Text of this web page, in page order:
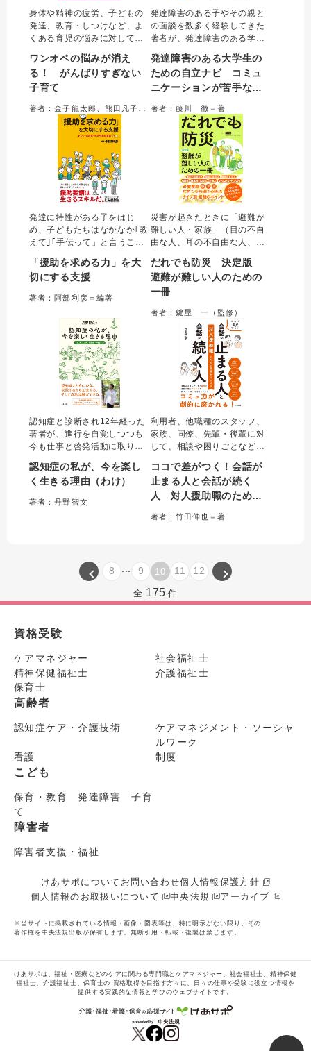
身体や精神の疲労、子どもの
発達、教育・しつけなど、よ
くある育児の悩みに対して育
る。一人で抱え込まず、家族
や周囲と協力して育児をする
ヒントが満載で、読めば育児
る。
ワンオペの悩みが消え
る！ がんばりすぎない
子育て
発達障害のある子やその親と
の面談を数多く経験してきた
著者が、発達障害のある学生
に社会生活へ移行し自立する
までの道筋を解説。充実した
学生生活を送るための大切な
準備、必要なサポートなどに
ついて具体的に伝える。
発達障害のある大学生の
ための自立ナビ コミュ
ニケーションが苦手な人
著者：藤川 徹＝著
発達に特性がある子をはじ
め、子どもたちはなかなか｢教
えて｣｢手伝って」と言うこと
もたちが｢人に援助を求めてう
まくいく経験」を積み重ね、
う、教員の働きかけのコツや
クラスづくりのポイント等を
わかりやすく解説する。
「援助を求める力」を大
切にする支援
著者：阿部利彦＝編著
災害が起きたときに「避難が
難しい人・家族」（目の不自
由な人、耳の不自由な人、足
人、知的障害のある人、精神
障害のある人、高齢者、妊産
婦・乳幼児、セクシュアル・
って必要な情報が一目でわか
る待望のガイドブック
だれでも防災 決定版
避難が難しい人のための
一冊
著者：鍵屋 一（監修）
認知症と診断され12年経った
著者が、進行を自覚しつつも
今も仕事と啓発活動に取り組
日々を楽しく過ごしたり、進
行の不安を軽減するヒントの
も収載。当事者が読めば元気
認知症の私が、今を楽し
く生きる理由（わけ）
著者：丹野智文
利用者、他職種のスタッフ、
家族、同僚、先輩・後輩に対
して、相談や困りごとなどに
葉かけ」をケース別にイラス
トを用いて解説。ちゃんと受
け答えしたはずなのに会話が
しまうといった対人援助職の
ココで差がつく！会話が
止まる人と会話が続く
人 対人援助職のための
著者：竹田伸也＝著
8 9 10 11 12
全 175 件
資格受験
ケアマネジャー
社会福祉士
精神保健福祉士
介護福祉士
保育士
高齢者
認知症ケア・介護技術
ケアマネジメント・ソーシャ
ルワーク
看護
制度
こども
保育・教育 発達障害 子育
て
障害者
障害者支援・福祉
けあサポについて お問い合わせ個人情報保護方針
個人情報のお取扱いについて
中央法規 アーカイブ
※当サイトに掲載されている情報・画像・図表等は、特に明示がない限り、その
著作権を中央法規出版が保有します。無断引用・転載・複製は禁じます。
けあサポは、福祉・医療などのケアに関わる専門職とケアマネジャー、社会福祉士、精神保健
福祉士、介護福祉士、保育士の 資格取得を目指す方々に、日々の仕事や受験に役立つ情報を
提供する実践的な情報と学びのウェブサイトです。